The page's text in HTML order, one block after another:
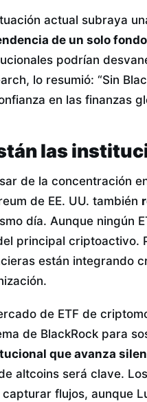
actual subraya
de un solo
podrían
lo resumió: “Sin
en las finanzas
las
de la concentración
de EE. UU. también
día. Aunque ningún
principal criptoactivo.
están integrando
de ETF de
de BlackRock para
que avanza
altcoins será clave.
capturar flujos, aunque